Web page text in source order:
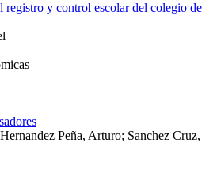
registro y control escolar del colegio de
Peña, Arturo; Sanchez Cruz,